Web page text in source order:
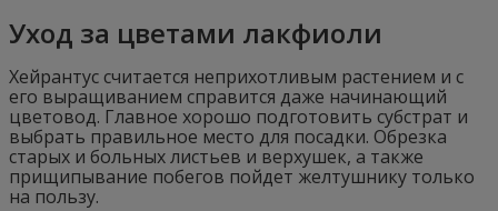
Уход за цветами лакфиоли
Хейрантус считается неприхотливым растением и с
его выращиванием справится даже начинающий
цветовод. Главное хорошо подготовить субстрат и
выбрать правильное место для посадки. Обрезка
старых и больных листьев и верхушек, а также
прищипывание побегов пойдет желтушнику только
на пользу.